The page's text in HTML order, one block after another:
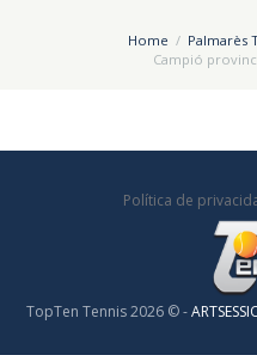
Home
Palmarès
Campió
Política de
TopTen Tennis 2026 © -